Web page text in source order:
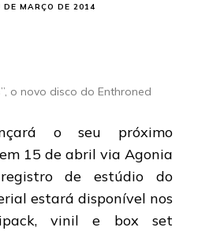
DE MARÇO DE 2014
o novo disco do Enthroned
o seu próximo
em 15 de abril via Agonia
registro de estúdio do
estará disponível nos
vinil e box set